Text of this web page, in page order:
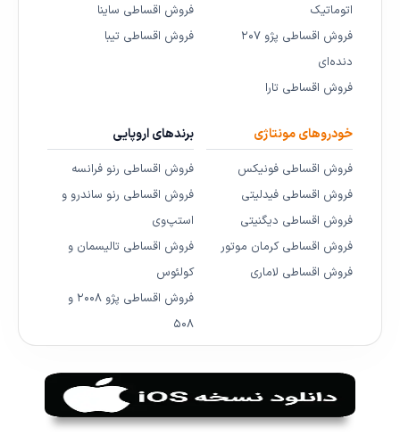
اتوماتیک
فروش اقساطی پژو ۲۰۷
دنده‌ای
فروش اقساطی تارا
فروش اقساطی ساینا
فروش اقساطی تیبا
خودروهای مونتاژی
فروش اقساطی فونیکس
فروش اقساطی فیدلیتی
فروش اقساطی دیگنیتی
فروش اقساطی کرمان موتور
فروش اقساطی لاماری
برندهای اروپایی
فروش اقساطی رنو فرانسه
فروش اقساطی رنو ساندرو و
استپ‌وی
فروش اقساطی تالیسمان و
کولئوس
فروش اقساطی پژو ۲۰۰۸ و
۵۰۸